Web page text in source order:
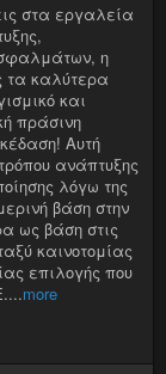
στα εργαλεία
η
τα καλύτερα
και
πράσινη
Αυτή
ανάπτυξης
λόγω της
βάση στην
ως βάση στις
καινοτομίας
επιλογής που
more